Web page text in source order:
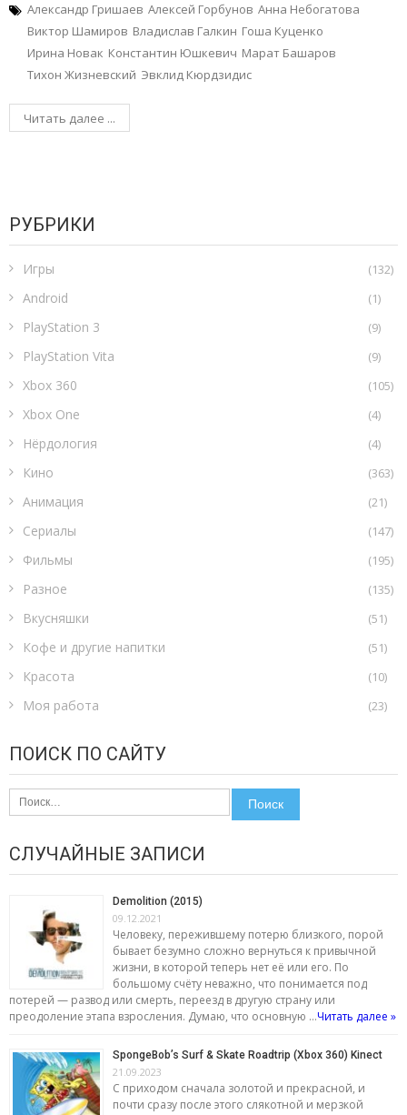
Александр Гришаев Алексей Горбунов Анна Небогатова
Виктор Шамиров Владислав Галкин Гоша Куценко
Ирина Новак Константин Юшкевич Марат Башаров
Тихон Жизневский Эвклид Кюрдзидис
Читать далее ...
РУБРИКИ
Игры (132)
Android (1)
PlayStation 3 (9)
PlayStation Vita (9)
Xbox 360 (105)
Xbox One (4)
Нёрдология (4)
Кино (363)
Анимация (21)
Сериалы (147)
Фильмы (195)
Разное (135)
Вкусняшки (51)
Кофе и другие напитки (51)
Красота (10)
Моя работа (23)
ПОИСК ПО САЙТУ
Найти:
СЛУЧАЙНЫЕ ЗАПИСИ
Demolition (2015)
09.12.2021
Человеку, пережившему потерю близкого, порой
бывает безумно сложно вернуться к привычной
жизни, в которой теперь нет её или его. По
большому счёту неважно, что понимается под
потерей — развод или смерть, переезд в другую страну или
преодоление этапа взросления. Думаю, что основную …Читать далее »
SpongeBob’s Surf & Skate Roadtrip (Xbox 360) Kinect
21.09.2023
С приходом сначала золотой и прекрасной, и
почти сразу после этого слякотной и мерзкой